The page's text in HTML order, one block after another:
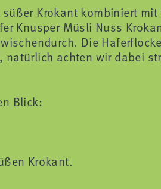
Krokant kombiniert
Knusper Müsli Nuss
Die
achten wir dabei
Blick:
Krokant.